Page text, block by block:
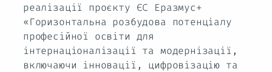
реалізації проєкту ЄС Еразмус+
«Горизонтальна розбудова потенціалу
професійної освіти для
інтернаціоналізації та модернізації,
включаючи інновації, цифровізацію та